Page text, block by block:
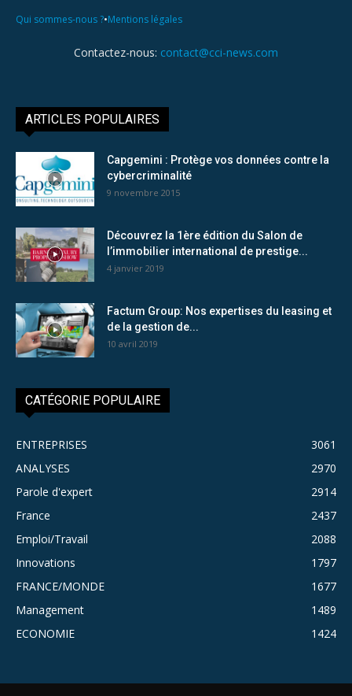
Qui sommes-nous ?•Mentions légales
Contactez-nous: contact@cci-news.com
ARTICLES POPULAIRES
Capgemini : Protège vos données contre la
cybercriminalité
9 novembre 2015
Découvrez la 1ère édition du Salon de
l’immobilier international de prestige...
4 janvier 2019
Factum Group: Nos expertises du leasing et
de la gestion de...
10 avril 2019
CATÉGORIE POPULAIRE
ENTREPRISES
3061
ANALYSES
2970
Parole d'expert
2914
France
2437
Emploi/Travail
2088
Innovations
1797
FRANCE/MONDE
1677
Management
1489
ECONOMIE
1424